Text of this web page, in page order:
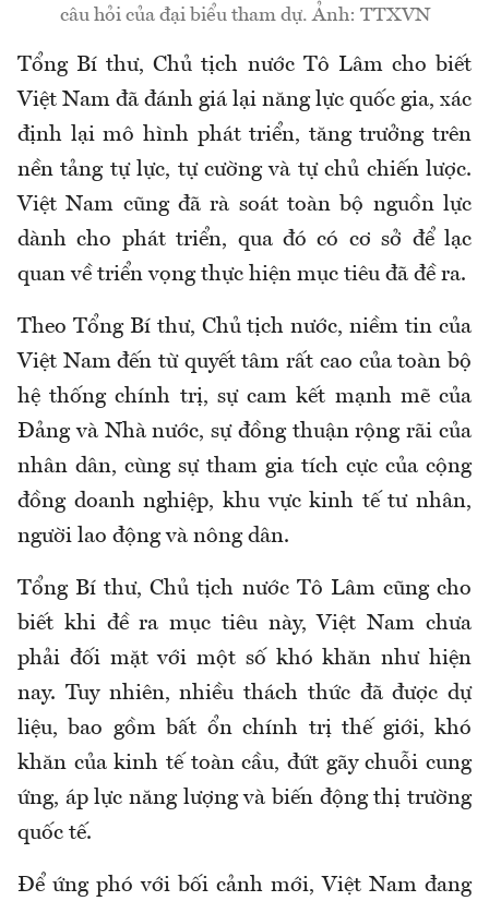
câu hỏi của đại biểu tham dự. Ảnh: TTXVN
Tổng Bí thư, Chủ tịch nước Tô Lâm cho biết
Việt Nam đã đánh giá lại năng lực quốc gia, xác
định lại mô hình phát triển, tăng trưởng trên
nền tảng tự lực, tự cường và tự chủ chiến lược.
Việt Nam cũng đã rà soát toàn bộ nguồn lực
dành cho phát triển, qua đó có cơ sở để lạc
quan về triển vọng thực hiện mục tiêu đã đề ra.
Theo Tổng Bí thư, Chủ tịch nước, niềm tin của
Việt Nam đến từ quyết tâm rất cao của toàn bộ
hệ thống chính trị, sự cam kết mạnh mẽ của
Đảng và Nhà nước, sự đồng thuận rộng rãi của
nhân dân, cùng sự tham gia tích cực của cộng
đồng doanh nghiệp, khu vực kinh tế tư nhân,
người lao động và nông dân.
Tổng Bí thư, Chủ tịch nước Tô Lâm cũng cho
biết khi đề ra mục tiêu này, Việt Nam chưa
phải đối mặt với một số khó khăn như hiện
nay. Tuy nhiên, nhiều thách thức đã được dự
liệu, bao gồm bất ổn chính trị thế giới, khó
khăn của kinh tế toàn cầu, đứt gãy chuỗi cung
ứng, áp lực năng lượng và biến động thị trường
quốc tế.
Để ứng phó với bối cảnh mới, Việt Nam đang